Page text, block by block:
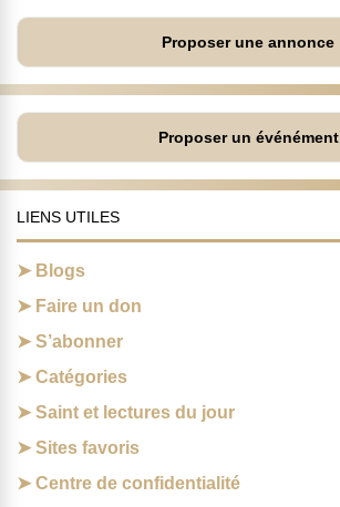
Proposer une annonce
Proposer un événément
LIENS UTILES
Blogs
Faire un don
S’abonner
Catégories
Saint et lectures du jour
Sites favoris
Centre de confidentialité